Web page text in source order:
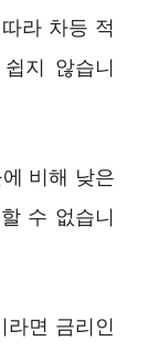
라 차등 적
지 않습니
비해 낮은
수 없습니
라면 금리인